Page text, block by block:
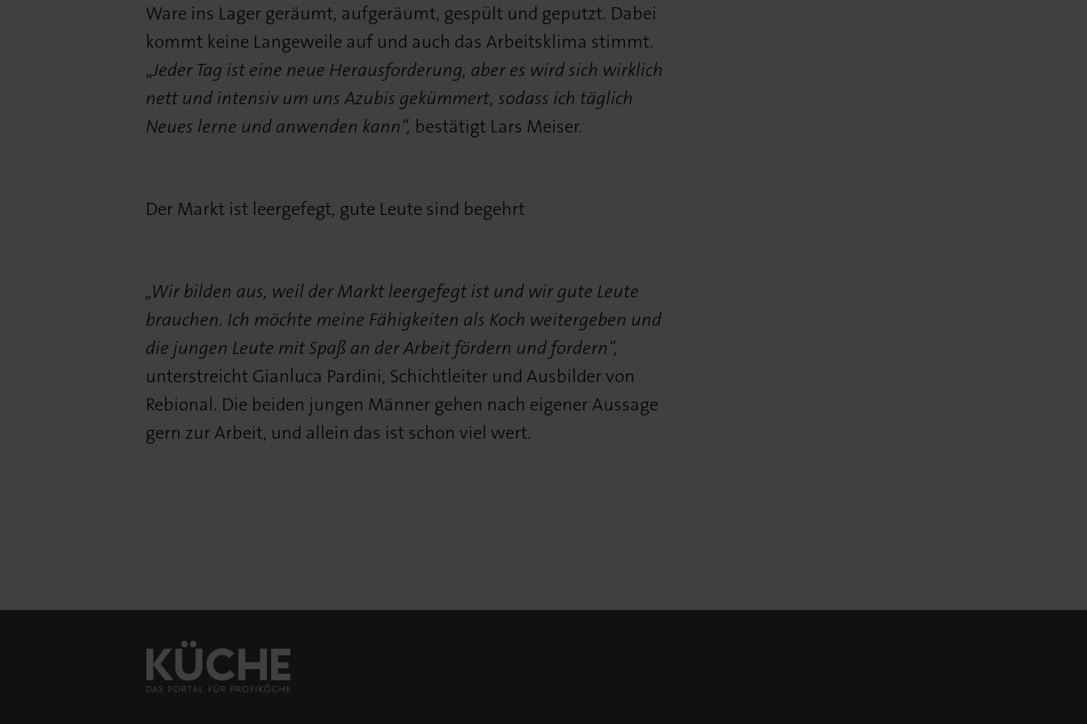
Ware ins Lager geräumt, aufgeräumt, gespült und geputzt. Dabei
kommt keine Langeweile auf und auch das Arbeitsklima stimmt.
„Jeder Tag ist eine neue Herausforderung, aber es wird sich wirklich
nett und intensiv um uns Azubis gekümmert, sodass ich täglich
Neues lerne und anwenden kann“, bestätigt Lars Meiser.
Der Markt ist leergefegt, gute Leute sind begehrt
„Wir bilden aus, weil der Markt leergefegt ist und wir gute Leute
brauchen. Ich möchte meine Fähigkeiten als Koch weitergeben und
die jungen Leute mit Spaß an der Arbeit fördern und fordern“,
unterstreicht Gianluca Pardini, Schichtleiter und Ausbilder von
Rebional. Die beiden jungen Männer gehen nach eigener Aussage
gern zur Arbeit, und allein das ist schon viel wert.